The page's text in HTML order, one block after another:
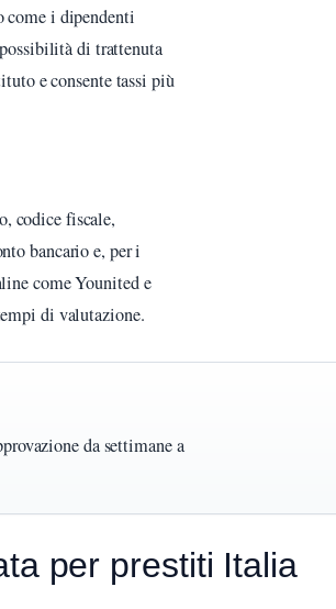
come i dipendenti
di trattenuta
e consente tassi più
codice fiscale,
bancario e, per i
come Younited e
di valutazione.
da settimane a
per prestiti Italia